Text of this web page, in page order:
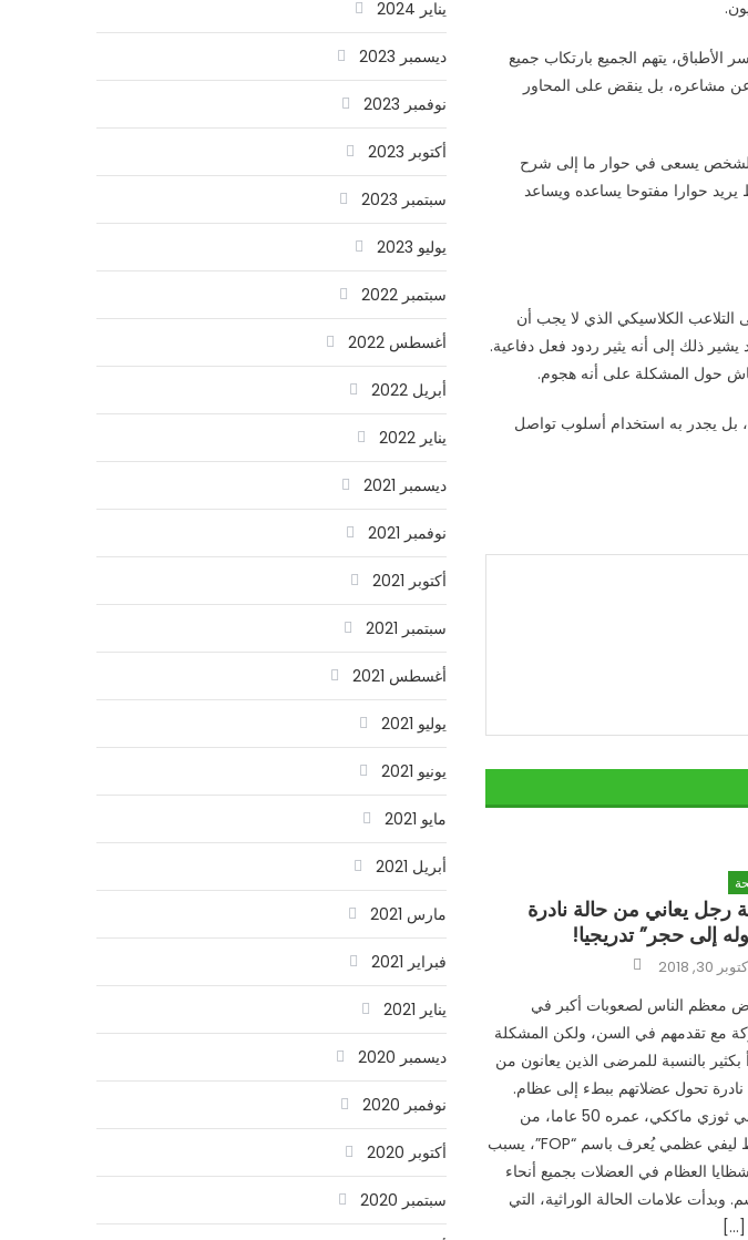
يتهم الجميع بارتكاب جميع
مشاعره، بل ينقض على المحاور
الشخص يسعى في حوار ما إلى شرح
حوارا مفتوحا يساعده ويساعد
الكلاسيكي الذي لا يجب أن
ذلك إلى أنه يثير ردود فعل دفاعية.
حول المشكلة على أنه هجوم.
بل يجدر به استخدام أسلوب تواصل
رجل يعاني من حالة نادرة
إلى حجر” تدريجيا!
30, 2018
معظم الناس لصعوبات أكبر في
مع تقدمهم في السن، ولكن المشكلة
بكثير بالنسبة للمرضى الذين يعانون من
نادرة تحول عضلاتهم ببطء إلى عظام.
ويعاني ثوزي ماككي، عمره 50 عاما، من
تجلط ليفي عظمي يُعرف باسم “FOP”، يسبب
العظام في العضلات بجميع أنحاء
وبدأت علامات الحالة الوراثية، التي
[…]
يناير 2024
ديسمبر 2023
نوفمبر 2023
أكتوبر 2023
سبتمبر 2023
يوليو 2023
سبتمبر 2022
أغسطس 2022
أبريل 2022
يناير 2022
ديسمبر 2021
نوفمبر 2021
أكتوبر 2021
سبتمبر 2021
أغسطس 2021
يوليو 2021
يونيو 2021
مايو 2021
أبريل 2021
مارس 2021
فبراير 2021
يناير 2021
ديسمبر 2020
نوفمبر 2020
أكتوبر 2020
سبتمبر 2020